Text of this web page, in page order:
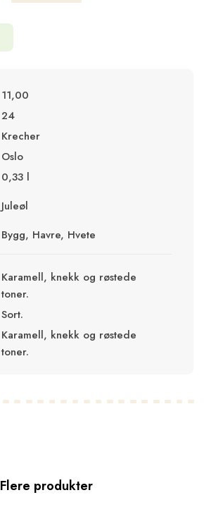
11,00
24
Krecher
Oslo
0,33 l
Juleøl
Bygg, Havre, Hvete
Karamell, knekk og røstede
toner.
Sort.
Karamell, knekk og røstede
toner.
Flere produkter